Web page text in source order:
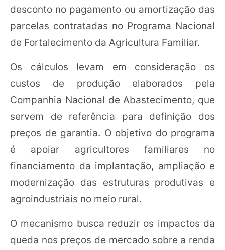
desconto no pagamento ou amortização das
parcelas contratadas no Programa Nacional
de Fortalecimento da Agricultura Familiar.
Os cálculos levam em consideração os
custos de produção elaborados pela
Companhia Nacional de Abastecimento, que
servem de referência para definição dos
preços de garantia. O objetivo do programa
é apoiar agricultores familiares no
financiamento da implantação, ampliação e
modernização das estruturas produtivas e
agroindustriais no meio rural.
O mecanismo busca reduzir os impactos da
queda nos preços de mercado sobre a renda